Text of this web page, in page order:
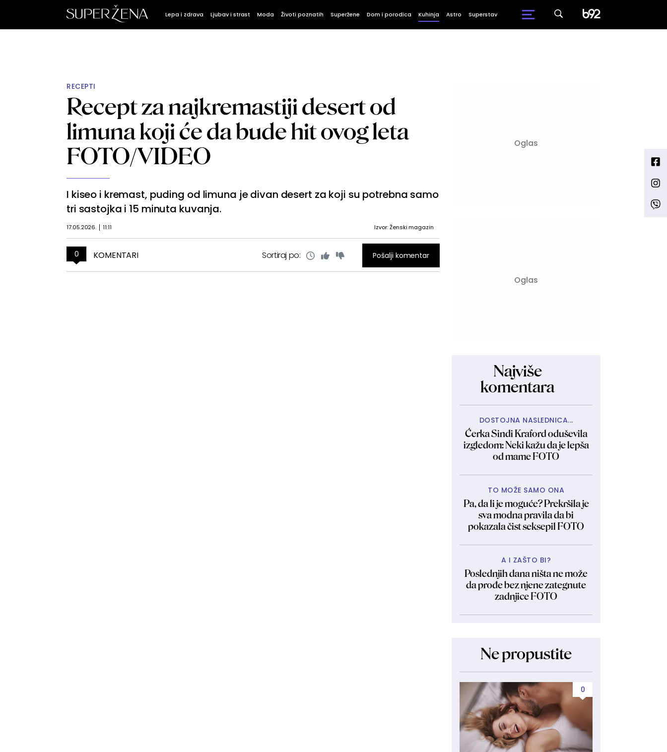
Lepa i zdrava Ljubav i strast Moda Životi poznatih Superžene Dom i porodica Kuhinja Astro Superstav
RECEPTI
Recept za najkremastiji desert od
limuna koji će da bude hit ovog leta
FOTO/VIDEO
I kiseo i kremast, puding od limuna je divan desert za koji su potrebna samo
tri sastojka i 15 minuta kuvanja.
17.05.2026. 11:11 Izvor: Ženski magazin
0 KOMENTARI Sortiraj po: Pošalji komentar
Najviše
komentara
DOSTOJNA NASLEDNICA...
Ćerka Sindi Kraford oduševila
izgledom: Neki kažu da je lepša
od mame FOTO
TO MOŽE SAMO ONA
Pa, da li je moguće? Prekršila je
sva modna pravila da bi
pokazala čist seksepil FOTO
A I ZAŠTO BI?
Poslednjih dana ništa ne može
da prođe bez njene zategnute
zadnjice FOTO
Ne propustite
0